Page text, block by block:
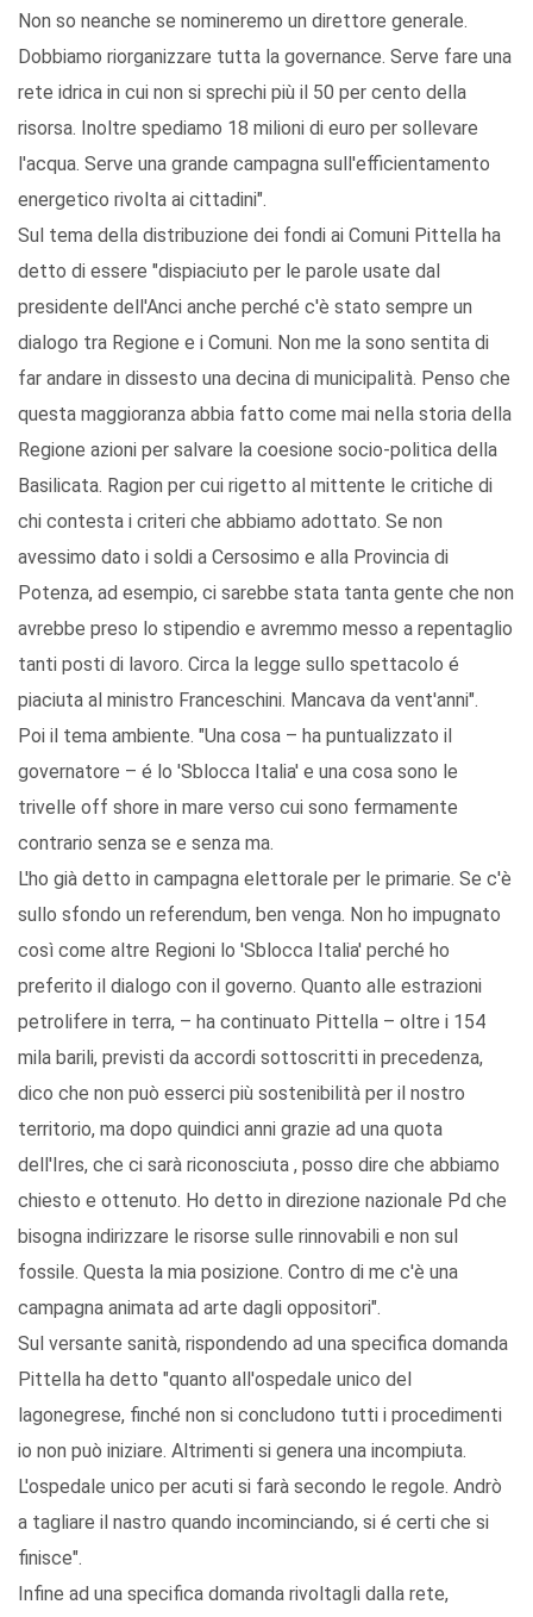
Non so neanche se nomineremo un direttore generale.
Dobbiamo riorganizzare tutta la governance. Serve fare una
rete idrica in cui non si sprechi più il 50 per cento della
risorsa. Inoltre spediamo 18 milioni di euro per sollevare
l'acqua. Serve una grande campagna sull'efficientamento
energetico rivolta ai cittadini".
Sul tema della distribuzione dei fondi ai Comuni Pittella ha
detto di essere "dispiaciuto per le parole usate dal
presidente dell'Anci anche perché c'è stato sempre un
dialogo tra Regione e i Comuni. Non me la sono sentita di
far andare in dissesto una decina di municipalità. Penso che
questa maggioranza abbia fatto come mai nella storia della
Regione azioni per salvare la coesione socio-politica della
Basilicata. Ragion per cui rigetto al mittente le critiche di
chi contesta i criteri che abbiamo adottato. Se non
avessimo dato i soldi a Cersosimo e alla Provincia di
Potenza, ad esempio, ci sarebbe stata tanta gente che non
avrebbe preso lo stipendio e avremmo messo a repentaglio
tanti posti di lavoro. Circa la legge sullo spettacolo é
piaciuta al ministro Franceschini. Mancava da vent'anni".
Poi il tema ambiente. "Una cosa – ha puntualizzato il
governatore – é lo 'Sblocca Italia' e una cosa sono le
trivelle off shore in mare verso cui sono fermamente
contrario senza se e senza ma.
L'ho già detto in campagna elettorale per le primarie. Se c'è
sullo sfondo un referendum, ben venga. Non ho impugnato
così come altre Regioni lo 'Sblocca Italia' perché ho
preferito il dialogo con il governo. Quanto alle estrazioni
petrolifere in terra, – ha continuato Pittella – oltre i 154
mila barili, previsti da accordi sottoscritti in precedenza,
dico che non può esserci più sostenibilità per il nostro
territorio, ma dopo quindici anni grazie ad una quota
dell'Ires, che ci sarà riconosciuta , posso dire che abbiamo
chiesto e ottenuto. Ho detto in direzione nazionale Pd che
bisogna indirizzare le risorse sulle rinnovabili e non sul
fossile. Questa la mia posizione. Contro di me c'è una
campagna animata ad arte dagli oppositori".
Sul versante sanità, rispondendo ad una specifica domanda
Pittella ha detto "quanto all'ospedale unico del
lagonegrese, finché non si concludono tutti i procedimenti
io non può iniziare. Altrimenti si genera una incompiuta.
L'ospedale unico per acuti si farà secondo le regole. Andrò
a tagliare il nastro quando incominciando, si é certi che si
finisce".
Infine ad una specifica domanda rivoltagli dalla rete,